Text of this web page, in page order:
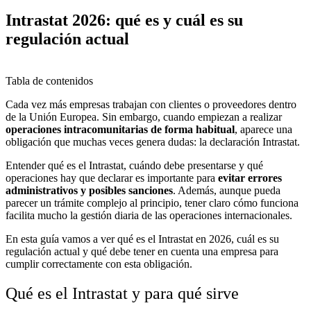
Intrastat 2026: qué es y cuál es su
regulación actual
Tabla de contenidos
Cada vez más empresas trabajan con clientes o proveedores dentro
de la Unión Europea. Sin embargo, cuando empiezan a realizar
operaciones intracomunitarias de forma habitual, aparece una
obligación que muchas veces genera dudas: la declaración Intrastat.
Entender qué es el Intrastat, cuándo debe presentarse y qué
operaciones hay que declarar es importante para evitar errores
administrativos y posibles sanciones. Además, aunque pueda
parecer un trámite complejo al principio, tener claro cómo funciona
facilita mucho la gestión diaria de las operaciones internacionales.
En esta guía vamos a ver qué es el Intrastat en 2026, cuál es su
regulación actual y qué debe tener en cuenta una empresa para
cumplir correctamente con esta obligación.
Qué es el Intrastat y para qué sirve